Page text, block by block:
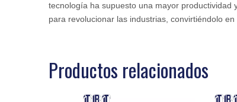
tecnología ha supuesto una mayor productividad
para revolucionar las industrias, convirtiéndolo
Productos relacionados